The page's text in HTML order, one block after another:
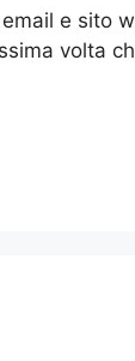
e sito
volta